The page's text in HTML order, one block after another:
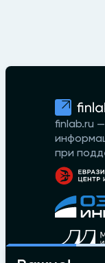
finlab.ru
при